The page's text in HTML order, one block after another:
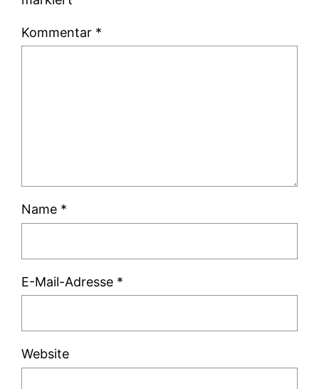
Kommentar *
Name *
E-Mail-Adresse *
Website